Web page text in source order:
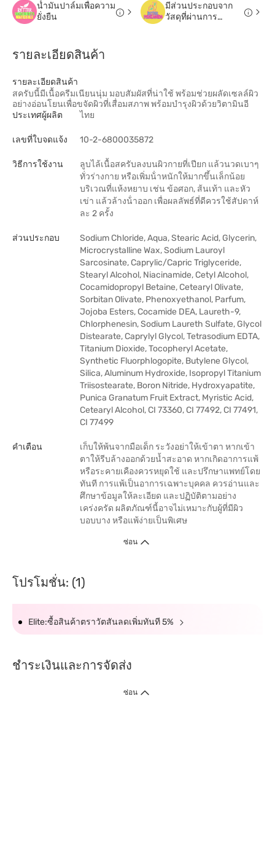
น้ำมันปาล์มเพื่อความ
ยั่งยืน
มีส่วนประกอบจาก
วัสดุที่ผ่านการ
รายละเอียดสินค้า
รายละเอียดสินค้า
สครับนี้มีเนื้อครีมเนียนนุ่ม มอบสัมผัสที่น่าใช้ พร้อมช่วยผลัดเซลล์ผิว
อย่างอ่อนโยนเพื่อขจัดผิวที่เสื่อมสภาพ พร้อมบำรุงผิวด้วยวิตามินอี
ประเทศผู้ผลิต
ไทย
เลขที่ใบจดแจ้ง 10-2-6800035872
วิธีการใช้งาน
ลูบไล้เนื้อสครับลงบนผิวกายที่เปียก แล้วนวดเบาๆ
ทั่วร่างกาย หรือเพิ่มน้ําหนักให้มากขึ้นเล็กน้อย
บริเวณที่แห้งหยาบ เช่น ข้อศอก, ส้นเท้า และหัว
เข่า แล้วล้างน้ําออก เพื่อผลลัพธ์ที่ดีควรใช้สัปดาห์
ละ 2 ครั้ง
ส่วนประกอบ
Sodium Chloride, Aqua, Stearic Acid, Glycerin,
Microcrystalline Wax, Sodium Lauroyl
Sarcosinate, Caprylic/Capric Triglyceride,
Stearyl Alcohol, Niacinamide, Cetyl Alcohol,
Cocamidopropyl Betaine, Cetearyl Olivate,
Sorbitan Olivate, Phenoxyethanol, Parfum,
Jojoba Esters, Cocamide DEA, Laureth-9,
Chlorphenesin, Sodium Laureth Sulfate, Glycol
Distearate, Caprylyl Glycol, Tetrasodium EDTA,
Titanium Dioxide, Tocopheryl Acetate,
Synthetic Fluorphlogopite, Butylene Glycol,
Silica, Aluminum Hydroxide, Isopropyl Titanium
Triisostearate, Boron Nitride, Hydroxyapatite,
Punica Granatum Fruit Extract, Myristic Acid,
Cetearyl Alcohol, CI 73360, CI 77492, CI 77491,
CI 77499
คำเตือน
เก็บให้พ้นจากมือเด็ก ระวังอย่าให้เข้าตา หากเข้า
ตาให้รีบล้างออกด้วยน้ำสะอาด หากเกิดอาการแพ้
หรือระคายเคืองควรหยุดใช้ และปรึกษาแพทย์โดย
ทันที การแพ้เป็นอาการเฉพาะบุคคล ควรอ่านและ
ศึกษาข้อมูลให้ละเอียด และปฏิบัติตามอย่าง
เคร่งครัด ผลิตภัณฑ์นี้อาจไม่เหมาะกับผู้ที่มีผิว
บอบบาง หรือแพ้ง่ายเป็นพิเศษ
ซ่อน
โปรโมชั่น: (1)
Elite:ซื้อสินค้าตราวัตสันลดเพิ่มทันที 5%
ชำระเงินและการจัดส่ง
ซ่อน